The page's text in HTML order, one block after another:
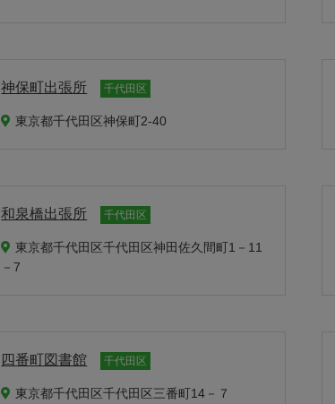
神保町出張所 千代田区
東京都千代田区神保町2-40
和泉橋出張所 千代田区
東京都千代田区千代田区神田佐久間町1－11
－7
四番町図書館 千代田区
東京都千代田区千代田区三番町14－７